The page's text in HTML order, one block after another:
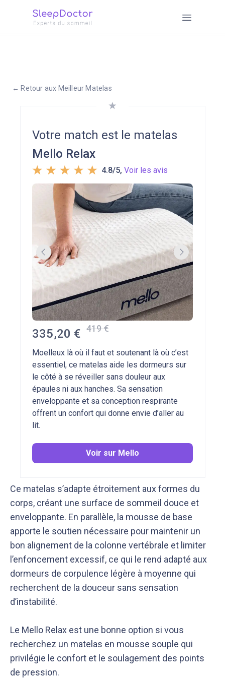
← Retour aux Meilleur Matelas
Votre match est le matelas
Mello Relax
Moelleux là où il faut et soutenant là où c’est
essentiel, ce matelas aide les dormeurs sur
le côté à se réveiller sans douleur aux
épaules ni aux hanches. Sa sensation
enveloppante et sa conception respirante
offrent un confort qui donne envie d’aller au
lit.
335,20 € 419 €
4.8/5, Voir les avis
Voir sur Mello
Ce matelas s’adapte étroitement aux formes du
corps, créant une surface de sommeil douce et
enveloppante. En parallèle, la mousse de base
apporte le soutien nécessaire pour maintenir un
bon alignement de la colonne vertébrale et limiter
l’enfoncement excessif, ce qui le rend adapté aux
dormeurs de corpulence légère à moyenne qui
recherchent de la douceur sans sensation
d’instabilité.
Le Mello Relax est une bonne option si vous
recherchez un matelas en mousse souple qui
privilégie le confort et le soulagement des points
de pression.